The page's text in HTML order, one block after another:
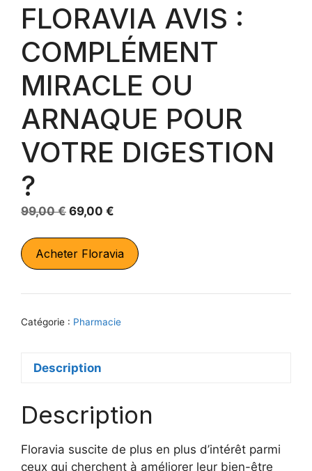
FLORAVIA AVIS :
COMPLÉMENT
MIRACLE OU
ARNAQUE POUR
VOTRE DIGESTION
?
99,00€ Le
était :
69,00 €
actuel
est :
Acheter Floravia
Catégorie : Pharmacie
Description
Description
Floravia suscite de plus en plus d’intérêt parmi
ceux qui cherchent à améliorer leur bien-être